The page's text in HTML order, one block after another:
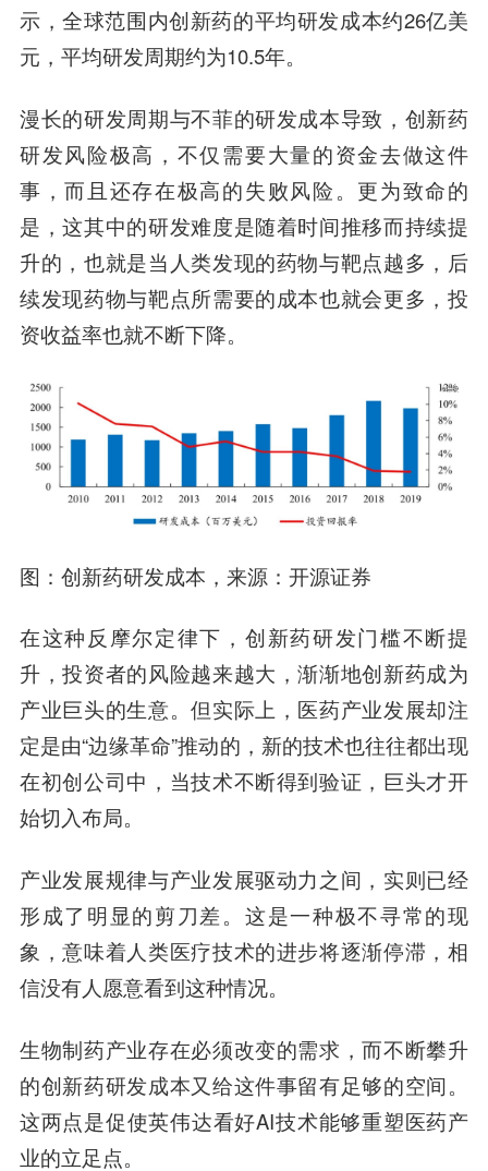
示，全球范围内创新药的平均研发成本约26亿美
元，平均研发周期约为10.5年。
漫长的研发周期与不菲的研发成本导致，创新药
研发风险极高，不仅需要大量的资金去做这件
事，而且还存在极高的失败风险。更为致命的
是，这其中的研发难度是随着时间推移而持续提
升的，也就是当人类发现的药物与靶点越多，后
续发现药物与靶点所需要的成本也就会更多，投
资收益率也就不断下降。
图：创新药研发成本，来源：开源证券
在这种反摩尔定律下，创新药研发门槛不断提
升，投资者的风险越来越大，渐渐地创新药成为
产业巨头的生意。但实际上，医药产业发展却注
定是由“边缘革命”推动的，新的技术也往往都出现
在初创公司中，当技术不断得到验证，巨头才开
始切入布局。
产业发展规律与产业发展驱动力之间，实则已经
形成了明显的剪刀差。这是一种极不寻常的现
象，意味着人类医疗技术的进步将逐渐停滞，相
信没有人愿意看到这种情况。
生物制药产业存在必须改变的需求，而不断攀升
的创新药研发成本又给这件事留有足够的空间。
这两点是促使英伟达看好AI技术能够重塑医药产
业的立足点。